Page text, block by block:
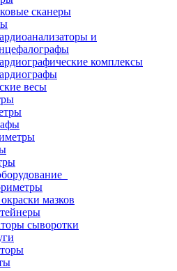
сканеры
и
комплексы
весы
мазков
сыворотки